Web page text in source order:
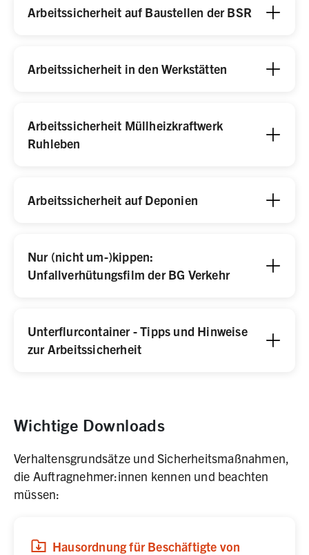
Arbeitssicherheit auf Baustellen der BSR
Arbeitssicherheit in den Werkstätten
Arbeitssicherheit Müllheizkraftwerk
Ruhleben
Arbeitssicherheit auf Deponien
Nur (nicht um-)kippen:
Unfallverhütungsfilm der BG Verkehr
Unterflurcontainer - Tipps und Hinweise
zur Arbeitssicherheit
Wichtige Downloads
Verhaltensgrundsätze und Sicherheitsmaßnahmen,
die Auftragnehmer:innen kennen und beachten
müssen:
Hausordnung für Beschäftigte von
(Download,PDF,0 KB)
(öffnet in neuem Tab)